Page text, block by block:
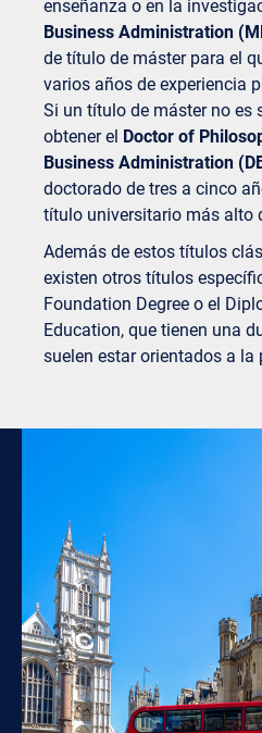
enseñanza o en la
Business Administration
de título de máster para el
varios años de experiencia
Si un título de máster no es
obtener el Doctor of
Business Administration
doctorado de tres a cinco
título universitario más alto
Además de estos títulos
existen otros títulos
Foundation Degree o el
Education, que tienen una
suelen estar orientados a la